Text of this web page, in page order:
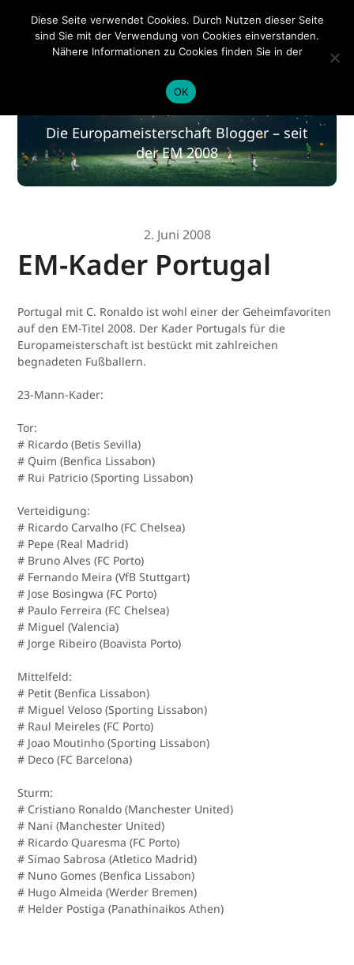
EM 2020
EM 2020
Die Europameisterschaft Blogger – seit
der EM 2008
2. Juni 2008
EM-Kader Portugal
Portugal mit C. Ronaldo ist wohl einer der Geheimfavoriten
auf den EM-Titel 2008. Der Kader Portugals für die
Europameisterschaft ist bestückt mit zahlreichen
begnadeten Fußballern.
23-Mann-Kader:
Tor:
# Ricardo (Betis Sevilla)
# Quim (Benfica Lissabon)
# Rui Patricio (Sporting Lissabon)
Verteidigung:
# Ricardo Carvalho (FC Chelsea)
# Pepe (Real Madrid)
# Bruno Alves (FC Porto)
# Fernando Meira (VfB Stuttgart)
# Jose Bosingwa (FC Porto)
# Paulo Ferreira (FC Chelsea)
# Miguel (Valencia)
# Jorge Ribeiro (Boavista Porto)
Mittelfeld:
# Petit (Benfica Lissabon)
# Miguel Veloso (Sporting Lissabon)
# Raul Meireles (FC Porto)
# Joao Moutinho (Sporting Lissabon)
# Deco (FC Barcelona)
Sturm:
# Cristiano Ronaldo (Manchester United)
# Nani (Manchester United)
# Ricardo Quaresma (FC Porto)
# Simao Sabrosa (Atletico Madrid)
# Nuno Gomes (Benfica Lissabon)
# Hugo Almeida (Werder Bremen)
# Helder Postiga (Panathinaikos Athen)
Diese Seite verwendet Cookies. Durch Nutzen dieser Seite
sind Sie mit der Verwendung von Cookies einverstanden.
Nähere Informationen zu Cookies finden Sie in der
OK